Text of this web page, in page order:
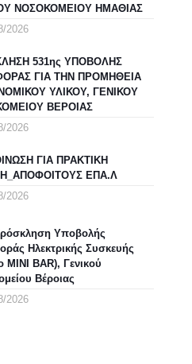
ΝΟΣΟΚΟΜΕΙΟΥ ΗΜΑΘΙΑΣ
2026
531ης ΥΠΟΒΟΛΗΣ
ΓΙΑ ΤΗΝ ΠΡΟΜΗΘΕΙΑ
ΥΛΙΚΟΥ, ΓΕΝΙΚΟΥ
ΒΕΡΟΙΑΣ
2026
ΓΙΑ ΠΡΑΚΤΙΚΗ
ΕΠΑ.Λ
2026
Υποβολής
Ηλεκτρικής Συσκευής
MINI BAR), Γενικού
Βέροιας
2026